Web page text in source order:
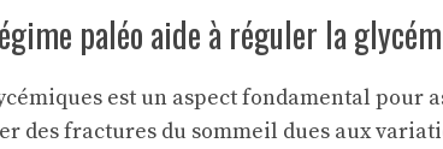
paléo aide à réguler la
est un aspect fondamental
des fractures du sommeil dues aux